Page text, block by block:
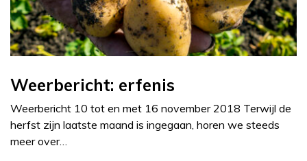
Weerbericht: erfenis
Weerbericht 10 tot en met 16 november 2018 Terwijl de
herfst zijn laatste maand is ingegaan, horen we steeds
meer over…